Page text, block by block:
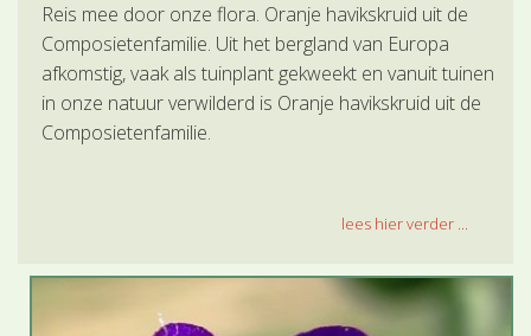
Reis mee door onze flora. Oranje havikskruid uit de
Composietenfamilie. Uit het bergland van Europa
afkomstig, vaak als tuinplant gekweekt en vanuit tuinen
in onze natuur verwilderd is Oranje havikskruid uit de
Composietenfamilie.
lees hier verder ...